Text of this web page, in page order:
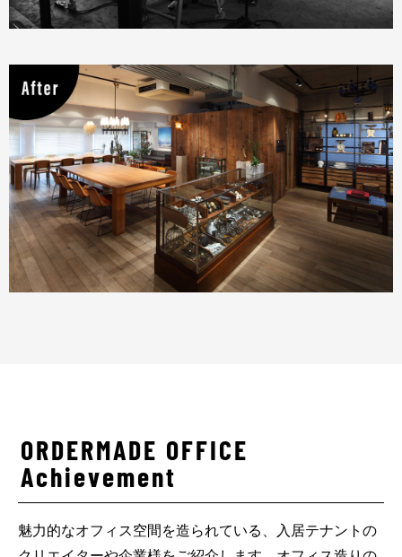
ORDERMADE OFFICE
Achievement
魅力的なオフィス空間を造られている、入居テナントの